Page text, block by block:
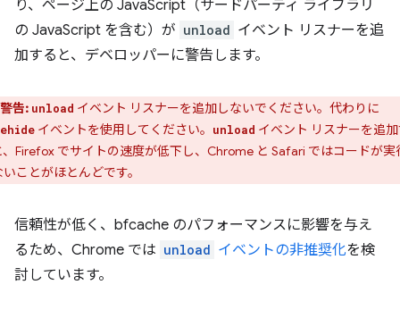
り、ページ上の JavaScript（サードパーティ ライブラリ
の JavaScript を含む）が unload イベント リスナーを追
加すると、デベロッパーに警告します。
警告: unload イベント リスナーを追加しないでください。代わりに
イベントを使用してください。 unload イベント リスナーを追
、Firefox でサイトの速度が低下し、Chrome と Safari ではコードが実
ことがほとんどです。
信頼性が低く、bfcache のパフォーマンスに影響を与え
るため、Chrome では unload イベントの非推奨化を検
討しています。